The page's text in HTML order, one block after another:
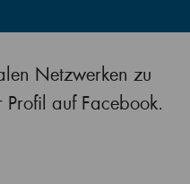
Netzwerken zu
auf Facebook.